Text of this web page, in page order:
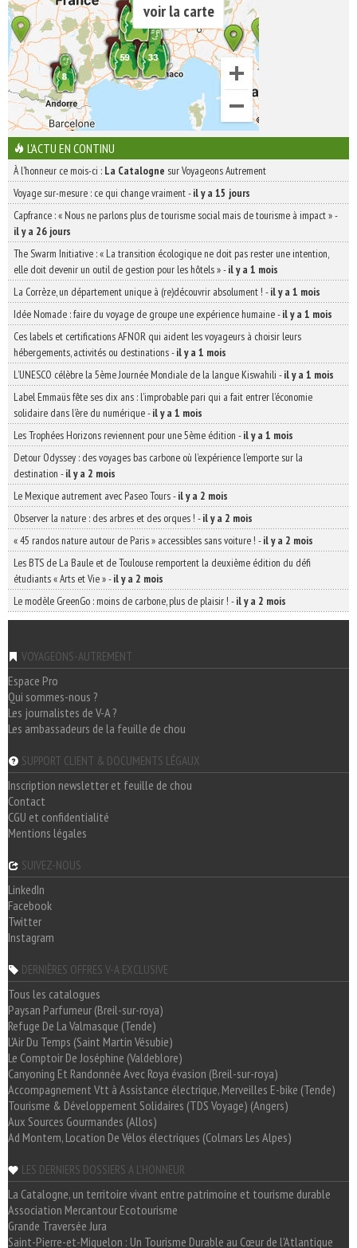
voir la carte
L'ACTU EN CONTINU
À l'honneur ce mois-ci : La Catalogne sur Voyageons Autrement
Voyage sur-mesure : ce qui change vraiment-il y a 15 jours
Capfrance : « Nous ne parlons plus de tourisme social mais de tourisme à impact »-
il y a 26 jours
The Swarm Initiative : « La transition écologique ne doit pas rester une intention,
elle doit devenir un outil de gestion pour les hôtels »-il y a 1 mois
La Corrèze, un département unique à (re)découvrir absolument ! -il y a 1 mois
Idée Nomade : faire du voyage de groupe une expérience humaine-il y a 1 mois
Ces labels et certifications AFNOR qui aident les voyageurs à choisir leurs
hébergements, activités ou destinations-il y a 1 mois
L’UNESCO célèbre la 5ème Journée Mondiale de la langue Kiswahili -il y a 1 mois
Label Emmaüs fête ses dix ans : l’improbable pari qui a fait entrer l’économie
solidaire dans l’ère du numérique-il y a 1 mois
Les Trophées Horizons reviennent pour une 5ème édition -il y a 1 mois
Detour Odyssey : des voyages bas carbone où l’expérience l’emporte sur la
destination -il y a 2 mois
Le Mexique autrement avec Paseo Tours-il y a 2 mois
Observer la nature : des arbres et des orques ! -il y a 2 mois
« 45 randos nature autour de Paris » accessibles sans voiture ! -il y a 2 mois
Les BTS de La Baule et de Toulouse remportent la deuxième édition du défi
étudiants « Arts et Vie »-il y a 2 mois
Le modèle GreenGo : moins de carbone, plus de plaisir ! -il y a 2 mois
VOYAGEONS-AUTREMENT
Espace Pro
Qui sommes-nous ?
Les journalistes de V-A ?
Les ambassadeurs de la feuille de chou
SUPPORT CLIENT & DOCUMENTS LÉGAUX
Inscription newsletter et feuille de chou
Contact
CGU et confidentialité
Mentions légales
SUIVEZ-NOUS
LinkedIn
Facebook
Twitter
Instagram
DERNIÈRES OFFRES V-A EXCLUSIVE
Tous les catalogues
Paysan Parfumeur (Breil-sur-roya)
Refuge De La Valmasque (Tende)
L'Air Du Temps (Saint Martin Vésubie)
Le Comptoir De Joséphine (Valdeblore)
Canyoning Et Randonnée Avec Roya évasion (Breil-sur-roya)
Accompagnement Vtt à Assistance électrique, Merveilles E-bike (Tende)
Tourisme & Développement Solidaires (TDS Voyage) (Angers)
Aux Sources Gourmandes (Allos)
Ad Montem, Location De Vélos électriques (Colmars Les Alpes)
LES DERNIERS DOSSIERS A L'HONNEUR
La Catalogne, un territoire vivant entre patrimoine et tourisme durable
Association Mercantour Ecotourisme
Grande Traversée Jura
Saint-Pierre-et-Miquelon : Un Tourisme Durable au Cœur de l'Atlantique